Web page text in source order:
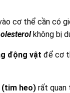
cơ thể cần có
không bị
động vật để cơ
heo)rất quan